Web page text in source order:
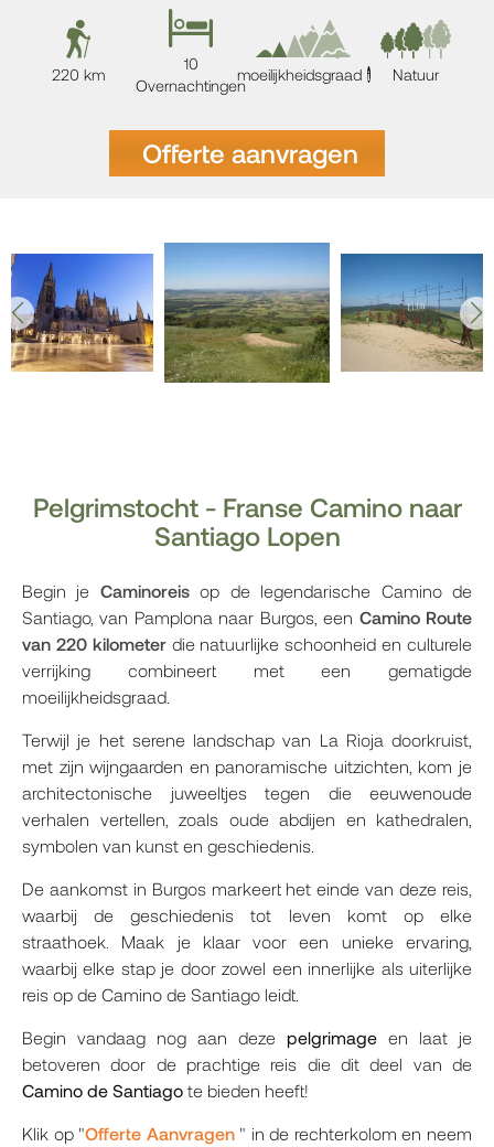
220 km
10
Overnachtingen
moeilijkheidsgraad i Natuur
Offerte aanvragen
Pelgrimstocht - Franse Camino naar
Santiago Lopen
Begin je Caminoreisop de legendarische Camino de
Santiago, van Pamplona naar Burgos, een Camino Route
van 220 kilometerdie natuurlijke schoonheid en culturele
verrijking combineert met een gematigde
moeilijkheidsgraad.
Terwijl je het serene landschap van La Rioja doorkruist,
met zijn wijngaarden en panoramische uitzichten, kom je
architectonische juweeltjes tegen die eeuwenoude
verhalen vertellen, zoals oude abdijen en kathedralen,
symbolen van kunst en geschiedenis.
De aankomst in Burgos markeert het einde van deze reis,
waarbij de geschiedenis tot leven komt op elke
straathoek. Maak je klaar voor een unieke ervaring,
waarbij elke stap je door zowel een innerlijke als uiterlijke
reis op de Camino de Santiago leidt.
Begin vandaag nog aan deze pelgrimage en laat je
betoveren door de prachtige reis die dit deel van de
Camino de Santiago te bieden heeft!
Klik op "Offerte Aanvragen " in de rechterkolom en neem